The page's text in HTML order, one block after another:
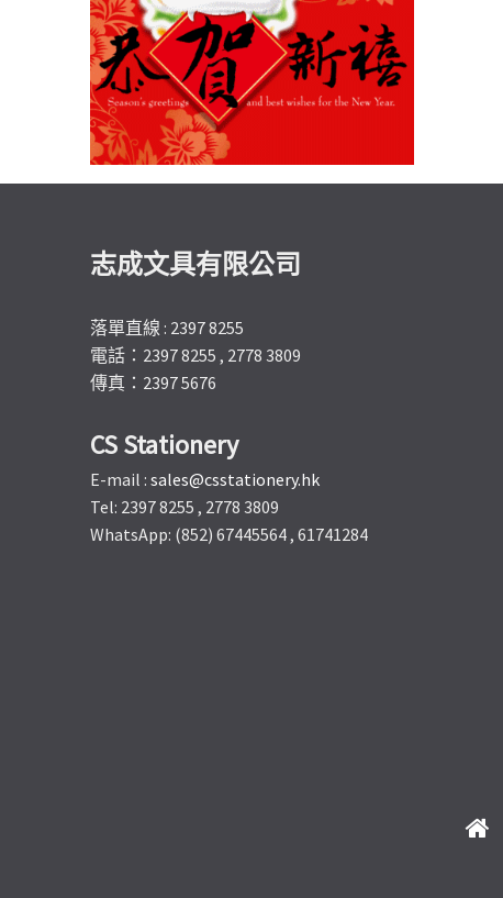
志成文具有限公司
落單直線 : 2397 8255
電話：2397 8255 , 2778 3809
傳真：2397 5676
CS Stationery
E-mail : sales@csstationery.hk
Tel: 2397 8255 , 2778 3809
WhatsApp: (852) 67445564 , 61741284